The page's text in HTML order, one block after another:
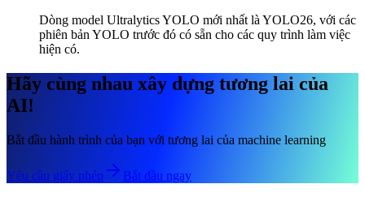
Dòng model Ultralytics YOLO mới nhất là YOLO26, với các
phiên bản YOLO trước đó có sẵn cho các quy trình làm việc
hiện có.
Hãy cùng nhau xây dựng tương lai của
AI!
Bắt đầu hành trình của bạn với tương lai của machine learning
Yêu cầu giấy phép Bắt đầu ngay